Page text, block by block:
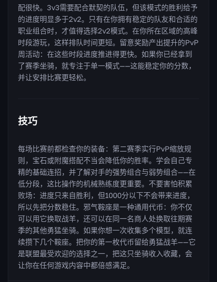
配很快。3v3需要配合默契的队伍，但该模式的胜利给予
的进度明显多于2v2。只有在你拥有稳定的队友和合适的
职业组合时，才值得选择2v2模式。在你所在区域的高峰
时段游玩，这样排队时间更短。留意奖励产出提升的PvP
周活动：在这些时段进度推进得更快。如果你已经拿到
了赛季坐骑，就专注于单一模式——这能稳定你的分数，
并让安排比赛更轻松。
技巧
每场比赛前都检查你的装备：第二赛季实行PvP缩放规
则，宝石或附魔搭配不当会降低你的胜率。学会自己专
精的基础连招，并了解对手的强势组合与弱势组合——在
低分段，这比操作的机械熟练度更重要。不要害怕积累
败场：进度只来自胜利，但1000分以下不会带来进度，
所以先把分数稳住。邪气鞍座是一种通用代币：你不仅
可以用它换取战羊，还可以在同一名商人处换取往期赛
季的其他勇猛坐骑。如果你想一次收集多个模型，就连
续攒下几个鞍座。把你的第一枚代币留给勇猛战羊——它
是联盟最受欢迎的选择之一，把这只坐骑收入收藏，会
让你在任何游戏内容中都倍感满足。